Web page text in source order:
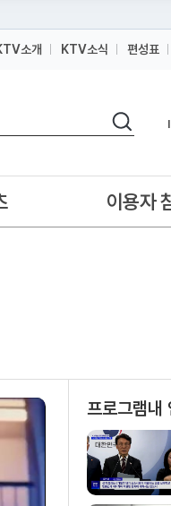
소개 KTV소식 편성표
검색
이용자
프로그램내